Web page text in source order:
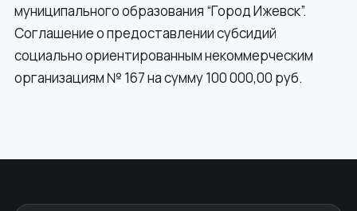
муниципального образования “Город Ижевск”.
Соглашение о предоставлении субсидий
социально ориентированным некоммерческим
организациям № 167 на сумму 100 000,00 руб.